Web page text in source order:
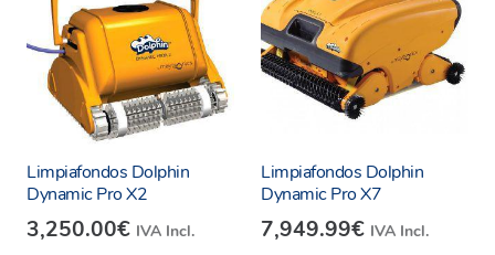
mano de obra, minimice el tiempo durante el
que no se puede usar la piscina y consiga una
piscina súper limpia, ideal para los más
pequeños.
Limpiafondos Dolphin
Dynamic Pro X2
3,250.00€ IVA Incl.
Limpiafondos Dolphin
Dynamic Pro X7
7,949.99€ IVA Incl.